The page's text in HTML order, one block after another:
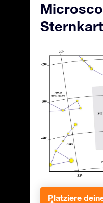
Platziere